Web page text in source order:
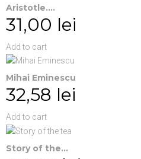
Aristotle....
31,00 lei
Add to cart
Mihai Eminescu
32,58 lei
Add to cart
Story of the...